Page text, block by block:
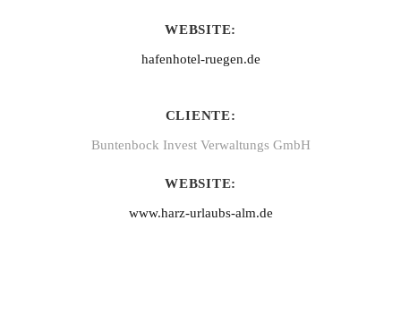
WEBSITE:
hafenhotel-ruegen.de
CLIENTE:
Buntenbock Invest Verwaltungs GmbH
WEBSITE:
www.harz-urlaubs-alm.de